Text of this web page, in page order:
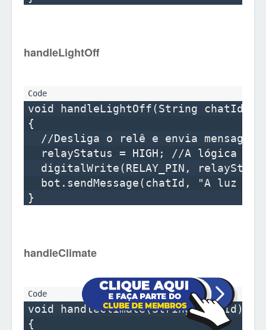
handleLightOff
void handleLightOff(String chatId)
{
//Desliga o relê e envia
relayStatus = HIGH; //A lógica do
digitalWrite(RELAY_PIN,
bot.sendMessage(chatId, "A luz
handleClimate
void handleClimate(String chatId)
{